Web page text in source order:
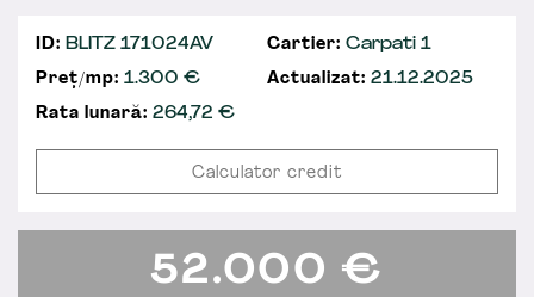
ID: BLITZ 171024AV Cartier: Carpati 1
Preț/mp: 1.300 € Actualizat: 21.12.2025
Rata lunară: 264,72 €
Calculator credit
52.000 €